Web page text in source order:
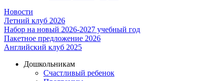
Новости
Летний клуб 2026
Набор на новый 2026-2027 учебный год
Пакетное предложение 2026
Английский клуб 2025
Дошкольникам
Счастливый ребенок